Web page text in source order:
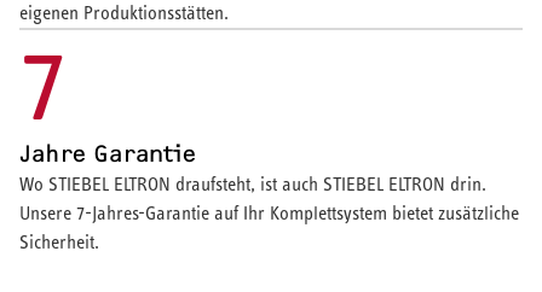
eigenen Produktionsstätten.
7
Jahre Garantie
Wo STIEBEL ELTRON draufsteht, ist auch STIEBEL ELTRON drin.
Unsere 7-Jahres-Garantie auf Ihr Komplettsystem bietet zusätzliche
Sicherheit.